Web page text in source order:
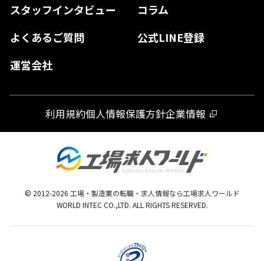
スタッフインタビュー
コラム
よくあるご質問
公式LINE登録
運営会社
熊本県
宮崎県
鹿児島県
利用規約個人情報保護方針企業情報
© 2012-2026 工場・製造業の転職・求人情報なら工場求人ワールド
WORLD INTEC CO.,LTD. ALL RIGHTS RESERVED.